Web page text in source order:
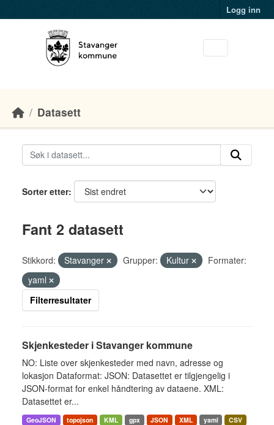
Logg inn
Datasett
Sorter etter
Fant 2 datasett
Stikkord: Stavanger Grupper: Kultur
Formater:
yaml
Filterresultater
Skjenkesteder i Stavanger kommune
NO: Liste over skjenkesteder med navn, adresse og
lokasjon Dataformat: JSON: Datasettet er tilgjengelig i
JSON-format for enkel håndtering av dataene. XML:
Datasettet er...
GeoJSON topojson KML gpx JSON XML yaml
CSV